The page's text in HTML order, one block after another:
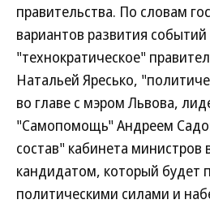
правительства. По словам
вариантов развития событий
"технократическое"
Натальей Яресько,
во главе с мэром Львова,
"Самопомощь" Андреем
состав" кабинета министров
кандидатом, который будет
политическими силами и